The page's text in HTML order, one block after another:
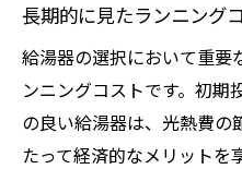
長期的に見たランニング
給湯器の選択において重要
ンニングコストです。初期
の良い給湯器は、光熱費の
たって経済的なメリットを